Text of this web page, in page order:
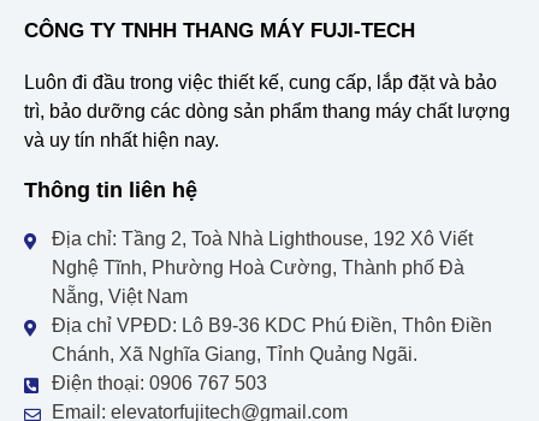
CÔNG TY TNHH THANG MÁY FUJI-TECH
Luôn đi đầu trong việc thiết kế, cung cấp, lắp đặt và bảo
trì, bảo dưỡng các dòng sản phẩm thang máy chất lượng
và uy tín nhất hiện nay.
Thông tin liên hệ
Địa chỉ: Tầng 2, Toà Nhà Lighthouse, 192 Xô Viết
Nghệ Tĩnh, Phường Hoà Cường, Thành phố Đà
Nẵng, Việt Nam
Địa chỉ VPĐD: Lô B9-36 KDC Phú Điền, Thôn Điền
Chánh, Xã Nghĩa Giang, Tỉnh Quảng Ngãi.
Điện thoại: 0906 767 503
Email: elevatorfujitech@gmail.com